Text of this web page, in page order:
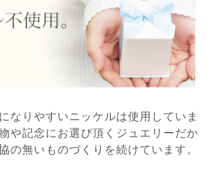
なりやすいニッケルは使用していま
や記念にお選び頂くジュエリーだか
の無いものづくりを続けています。